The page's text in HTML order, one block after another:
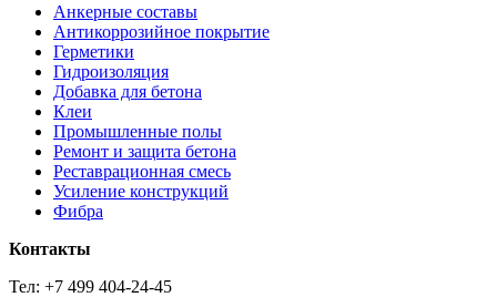
Анкерные составы
Антикоррозийное покрытие
Герметики
Гидроизоляция
Добавка для бетона
Клеи
Промышленные полы
Ремонт и защита бетона
Реставрационная смесь
Усиление конструкций
Фибра
Контакты
Тел: +7 499 404-24-45